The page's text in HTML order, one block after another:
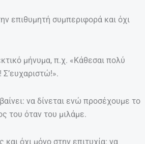
επιθυμητή συμπεριφορά και όχι
μήνυμα, π.χ. «Κάθεσαι πολύ
να δίνεται ενώ προσέχουμε το
του όταν του μιλάμε.
όχι μόνο στην επιτυχία: να